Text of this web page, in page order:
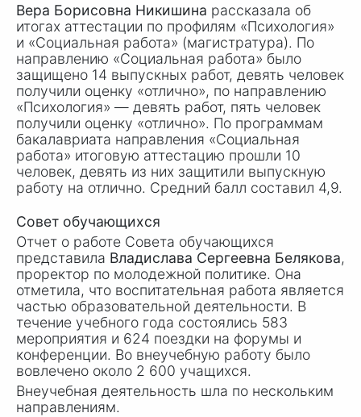
Вера Борисовна Никишина рассказала об
итогах аттестации по профилям «Психология»
и «Социальная работа» (магистратура). По
направлению «Социальная работа» было
защищено 14 выпускных работ, девять человек
получили оценку «отлично», по направлению
«Психология» — девять работ, пять человек
получили оценку «отлично». По программам
бакалавриата направления «Социальная
работа» итоговую аттестацию прошли 10
человек, девять из них защитили выпускную
работу на отлично. Средний балл составил 4,9.
Совет обучающихся
Отчет о работе Совета обучающихся
представила Владислава Сергеевна Белякова,
проректор по молодежной политике. Она
отметила, что воспитательная работа является
частью образовательной деятельности. В
течение учебного года состоялись 583
мероприятия и 624 поездки на форумы и
конференции. Во внеучебную работу было
вовлечено около 2 600 учащихся.
Внеучебная деятельность шла по нескольким
направлениям.